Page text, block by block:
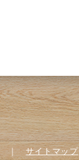
｜サイトマップ